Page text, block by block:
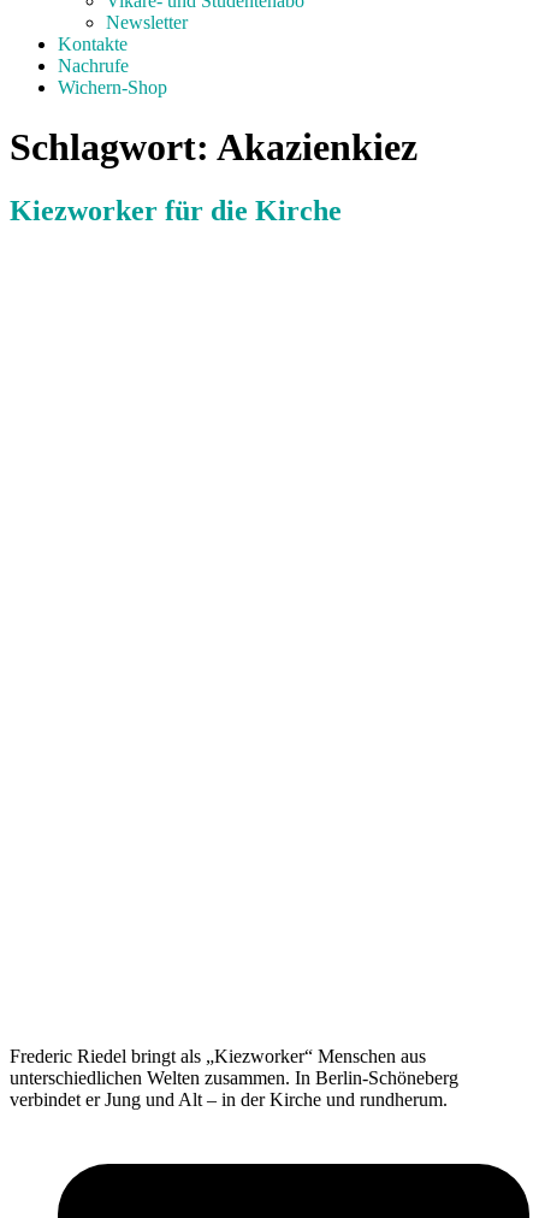
Newsletter
Kontakte
Nachrufe
Wichern-Shop
Schlagwort: Akazienkiez
Kiezworker für die Kirche
Frederic Riedel bringt als „Kiezworker“ Menschen aus
unterschiedlichen Welten zusammen. In Berlin-Schöneberg
verbindet er Jung und Alt – in der Kirche und rundherum.